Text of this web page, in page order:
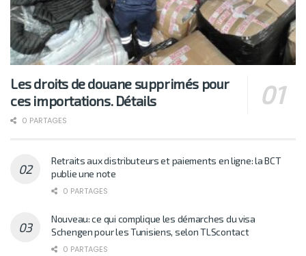
Les droits de douane supprimés pour
ces importations. Détails
0 PARTAGES
Retraits aux distributeurs et paiements en ligne: la BCT
publie une note
0 PARTAGES
Nouveau: ce qui complique les démarches du visa
Schengen pour les Tunisiens, selon TLScontact
0 PARTAGES